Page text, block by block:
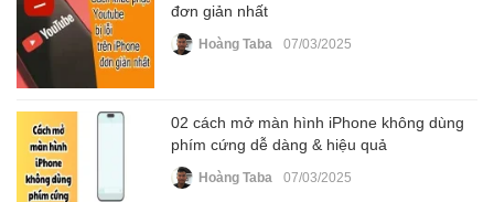
đơn giản nhất
Hoàng Taba 07/03/2025
02 cách mở màn hình iPhone không dùng
phím cứng dễ dàng & hiệu quả
Hoàng Taba 07/03/2025